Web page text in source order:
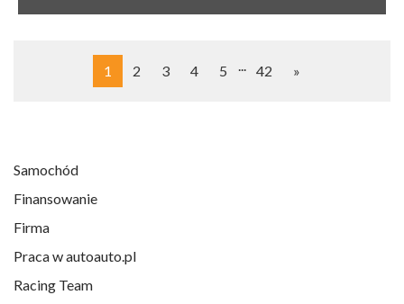
1 2 3 4 5 ... 42 »
Samochód
Finansowanie
Firma
Praca w autoauto.pl
Racing Team